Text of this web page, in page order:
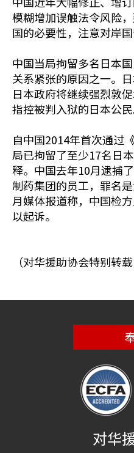
模糊增加误触法令风险
国的必要性，注意对岸
中国当局拘留多名日本
关系紧张的原因之一。
日本政府将继续强烈敦
指控被判入狱的日本公民
自中国2014年首次通过
局已拘留了至少17名日
释。中国去年10月逮捕
制药集团的员工，罪名
月媒体报道称，中国检
以起诉。
（对华援助协会特别转
对华